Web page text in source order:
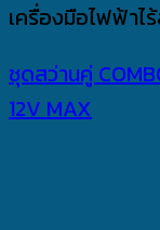
เครื่องมือไฟฟ้าไ
ชุดสว่านคู่
12V MAX